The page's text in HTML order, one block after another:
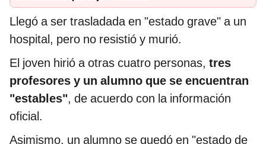
Llegó a ser trasladada en "estado grave" a un
hospital, pero no resistió y murió.
El joven hirió a otras cuatro personas, tres
profesores y un alumno que se encuentran
"estables", de acuerdo con la información
oficial.
Asimismo, un alumno se quedó en "estado de